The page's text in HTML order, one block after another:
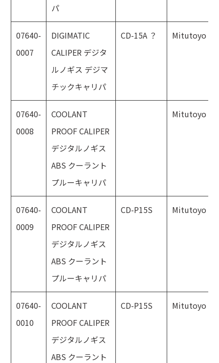
パ
07640-
0007
DIGIMATIC
CALIPER デジタ
ルノギス デジマ
チックキャリパ
CD-15A ？ Mitutoyo
07640-
0008
COOLANT
PROOF CALIPER
デジタルノギス
ABS クーラント
プルーキャリパ
Mitutoyo
07640-
0009
COOLANT
PROOF CALIPER
デジタルノギス
ABS クーラント
プルーキャリパ
CD-P15S Mitutoyo
07640-
0010
COOLANT
PROOF CALIPER
デジタルノギス
ABS クーラント
CD-P15S Mitutoyo